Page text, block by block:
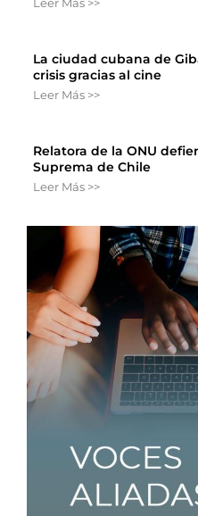
La ciudad cubana de
crisis gracias al cine
Leer Más >>
Relatora de la ONU
Suprema de Chile
Leer Más >>